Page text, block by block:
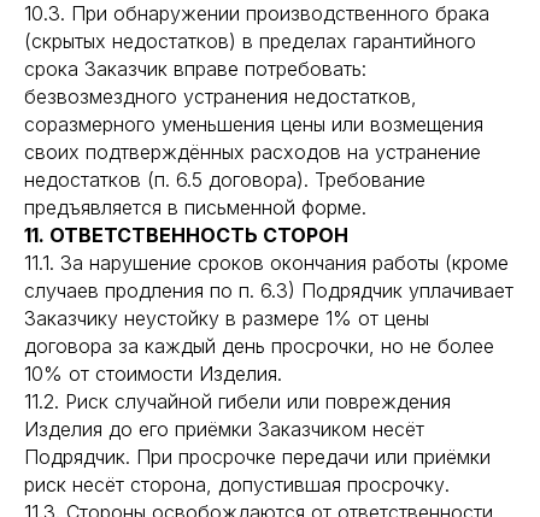
10.3. При обнаружении производственного брака
(скрытых недостатков) в пределах гарантийного
срока Заказчик вправе потребовать:
безвозмездного устранения недостатков,
соразмерного уменьшения цены или возмещения
своих подтверждённых расходов на устранение
недостатков (п. 6.5 договора). Требование
предъявляется в письменной форме.
11. ОТВЕТСТВЕННОСТЬ СТОРОН
11.1. За нарушение сроков окончания работы (кроме
случаев продления по п. 6.3) Подрядчик уплачивает
Заказчику неустойку в размере 1% от цены
договора за каждый день просрочки, но не более
10% от стоимости Изделия.
11.2. Риск случайной гибели или повреждения
Изделия до его приёмки Заказчиком несёт
Подрядчик. При просрочке передачи или приёмки
риск несёт сторона, допустившая просрочку.
11.3. Стороны освобождаются от ответственности